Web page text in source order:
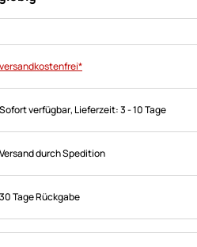
versandkostenfrei*
Sofort verfügbar, Lieferzeit:3 - 10 Tage
Versand durch Spedition
30 Tage Rückgabe